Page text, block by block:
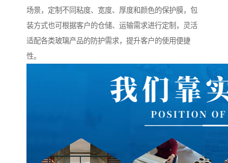
场景，定制不同粘度、宽度、厚度和颜色的保护膜，包
装方式也可根据客户的仓储、运输需求进行定制，灵活
适配各类玻璃产品的防护需求，提升客户的使用便捷
性。